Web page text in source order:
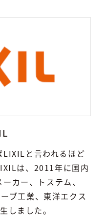
LIXILと言われるほど
は、2011年に国内
カー、トステム、
ブ工業、東洋エクス
しました。